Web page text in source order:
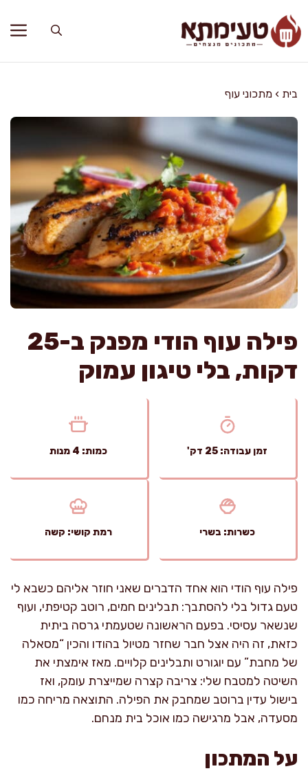
לתוכן
בית › מתכוני עוף
פילה עוף הודי מפנק ב-25
דקות, בלי טיגון עמוק
זמן עבודה: 25 דק' כמות: 4 מנות
כשרות: בשרי רמת קושי: קשה
פילה עוף הודי הוא אחד הדברים שאני חוזר אליהם כשבא לי
טעם גדול בלי להסתבך: תבלינים חמים, רוטב קטיפתי, ועוף
שנשאר עסיסי. בפעם הראשונה שטעמתי גרסה ביתית
כזאת, זה היה אצל חבר שחזר מטיול בהודו והכין “מסאלה
של מחבת” עם יוגורט ותבלינים קלויים. מאז אימצתי את
השיטה למטבח שלי: צריבה קצרה שמייצרת עומק, ואז
בישול עדין ברוטב שמחבק את הפילה. התוצאה מריחה כמו
מסעדה, אבל מרגישה כמו אוכל בית מנחם.
על המתכון